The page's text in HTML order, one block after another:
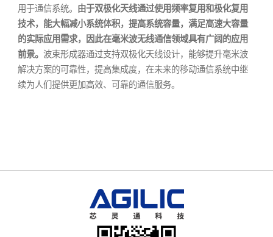
用于通信系统。
由于双极化天线通过使用频率复用和极化复用
技术，能大幅减小系统体积，提高系统容量，满足高速大容量
的实际应用需求，因此在毫米波无线通信领域具有广阔的应用
前景。 波束形成器通过支持双极化天线设计，能够提升毫米波
解决方案的可靠性，提高集成度，在未来的移动通信系统中继
续为人们提供更加高效、可靠的通信服务。